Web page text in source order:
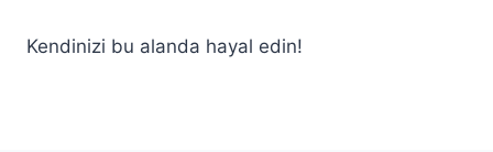
Kendinizi bu alanda hayal edin!